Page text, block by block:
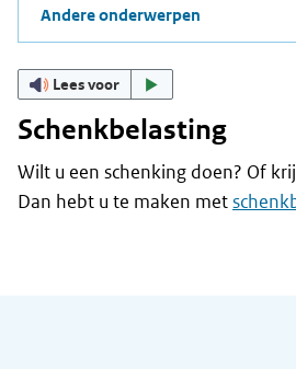
Andere onderwerpen
Lees voor
Schenkbelasting
Wilt u een schenking doen? Of
Dan hebt u te maken met